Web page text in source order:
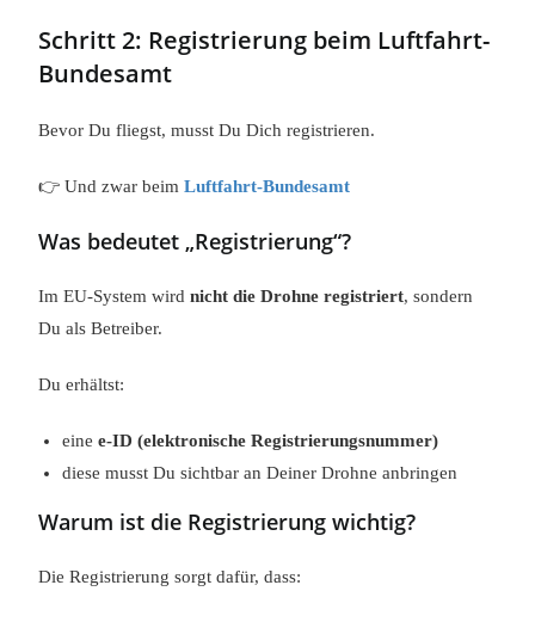
Schritt 2: Registrierung beim Luftfahrt-
Bundesamt
Bevor Du fliegst, musst Du Dich registrieren.
👉 Und zwar beimLuftfahrt-Bundesamt
Was bedeutet „Registrierung“?
Im EU-System wirdnicht die Drohne registriert, sondern
Du als Betreiber.
Du erhältst:
einee-ID (elektronische Registrierungsnummer)
diese musst Du sichtbar an Deiner Drohne anbringen
Warum ist die Registrierung wichtig?
Die Registrierung sorgt dafür, dass: